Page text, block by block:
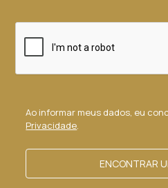
Ao informar meus dados, eu
Privacidade.
ENCONTRAR